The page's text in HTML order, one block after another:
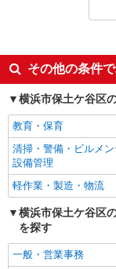
（
キープ
紹介予定派遣
株式会社トラスト
同じ雇用形態から
派遣社員
同じ特徴から上星
入社日応相談
Web面接OK
未経験歓迎
新卒・第二新卒歓迎
主婦・主夫歓迎
学歴不問
ミドル（40代～）活躍
その他の条件
横浜市保土ケ谷区
教育・保育
清掃・警備・ビルメン
設備管理
軽作業・製造・物流
横浜市保土ケ谷区
を探す
一般・営業事務